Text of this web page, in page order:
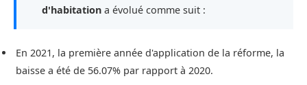
d'habitation a évolué comme suit :
En 2021, la première année d'application de la réforme, la
baisse a été de 56.07% par rapport à 2020.